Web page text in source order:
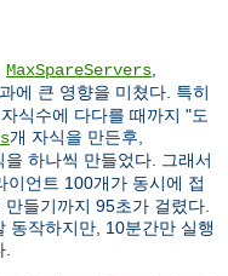
MaxSpareServers
에 큰 영향을 미쳤다. 특히
식수에 다다를 때까지 "도
개 자식을 만든후,
하나씩 만들었다. 그래서
이언트 100개가 동시에 접
들기까지 95초가 걸렸다.
동작하지만, 10분간만 실행